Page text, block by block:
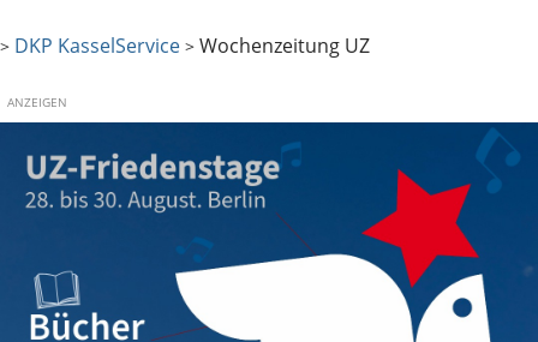
> DKP KasselService > Wochenzeitung UZ
ANZEIGEN